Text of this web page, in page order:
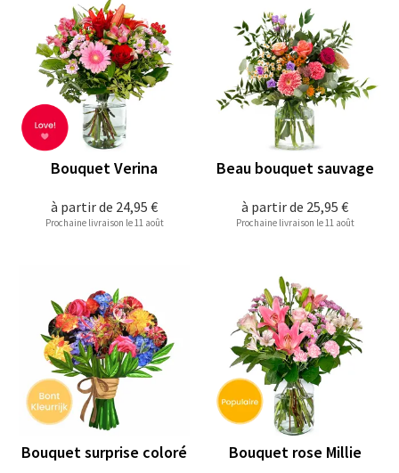
à partir de 24,95 €
Bouquet Verina
Prochaine livraison le 11 août
à partir de 25,95 €
Beau bouquet sauvage
Prochaine livraison le 11 août
Bouquet surprise coloré Bouquet rose Millie